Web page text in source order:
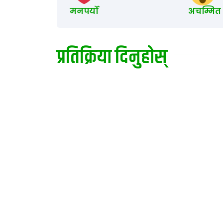
मनपर्यो अचम्मित
प्रतिक्रिया दिनुहोस्